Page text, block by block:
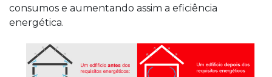
consumos e aumentando assim a eficiência
energética.